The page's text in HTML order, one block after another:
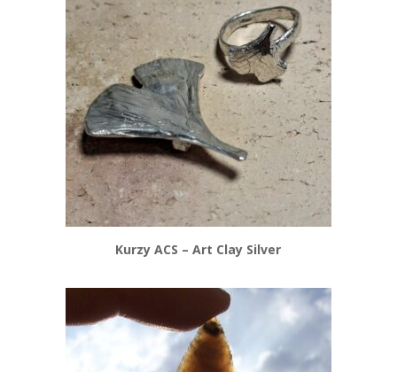
Kurzy ACS – Art Clay Silver